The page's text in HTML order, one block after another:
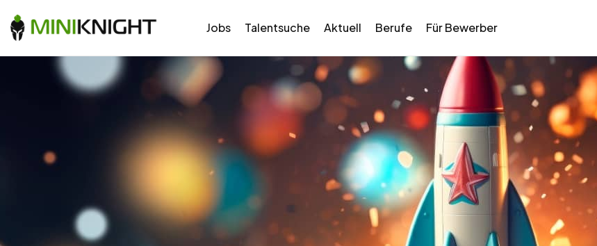
Jobs Talentsuche Aktuell Berufe Für Bewerber